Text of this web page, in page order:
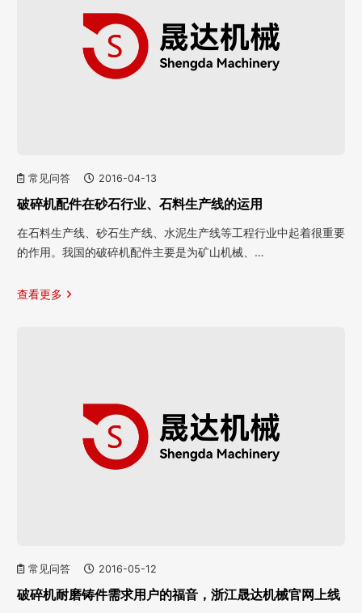
常见问答 2016-04-13
破碎机配件在砂石行业、石料生产线的运用
在石料生产线、砂石生产线、水泥生产线等工程行业中起着很重要
的作用。我国的破碎机配件主要是为矿山机械、…
查看更多
常见问答 2016-05-12
破碎机耐磨铸件需求用户的福音，浙江晟达机械官网上线